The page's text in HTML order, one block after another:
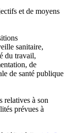
et de moyens
sanitaire,
du travail,
de
de santé publique
relatives à son
prévues à